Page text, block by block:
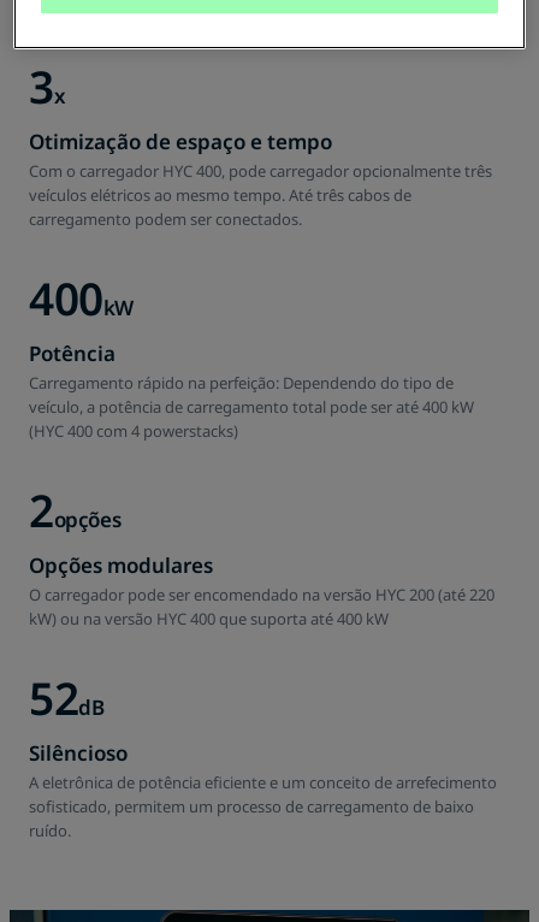
3x
Otimização de espaço e tempo
Com o carregador HYC 400, pode carregador opcionalmente três
veículos elétricos ao mesmo tempo. Até três cabos de
carregamento podem ser conectados.
400kW
Potência
Carregamento rápido na perfeição: Dependendo do tipo de
veículo, a potência de carregamento total pode ser até 400 kW
(HYC 400 com 4 powerstacks)
2opções
Opções modulares
O carregador pode ser encomendado na versão HYC 200 (até 220
kW) ou na versão HYC 400 que suporta até 400 kW
52dB
Silêncioso
A eletrônica de potência eficiente e um conceito de arrefecimento
sofisticado, permitem um processo de carregamento de baixo
ruído.